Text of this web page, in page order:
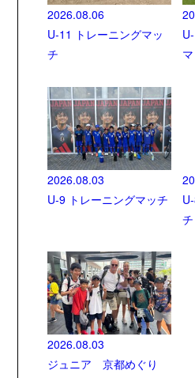
2026.08.06
U-11 トレーニングマッ
チ
2026.08.03
U-9 トレーニングマッチ
チ
2026.08.03
ジュニア 京都めぐり